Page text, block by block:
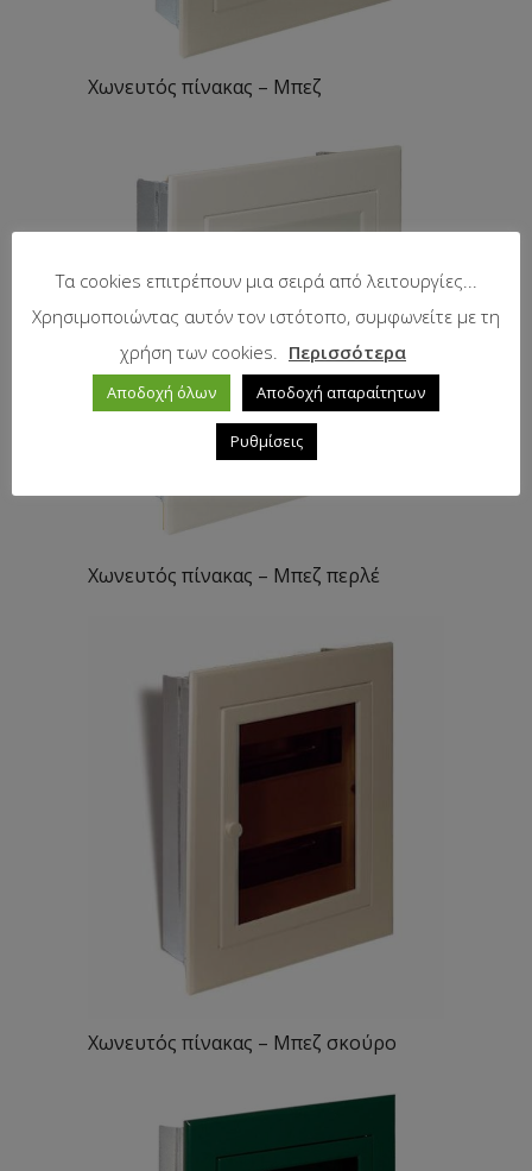
Χωνευτός πίνακας – Μπεζ
Χωνευτός πίνακας – Μπεζ περλέ
Χωνευτός πίνακας – Μπεζ σκούρο
Τα cookies επιτρέπουν μια σειρά από λειτουργίες...
Χρησιμοποιώντας αυτόν τον ιστότοπο, συμφωνείτε με τη
χρήση των cookies.
Περισσότερα
Αποδοχή όλων Αποδοχή απαραίτητων
Ρυθμίσεις